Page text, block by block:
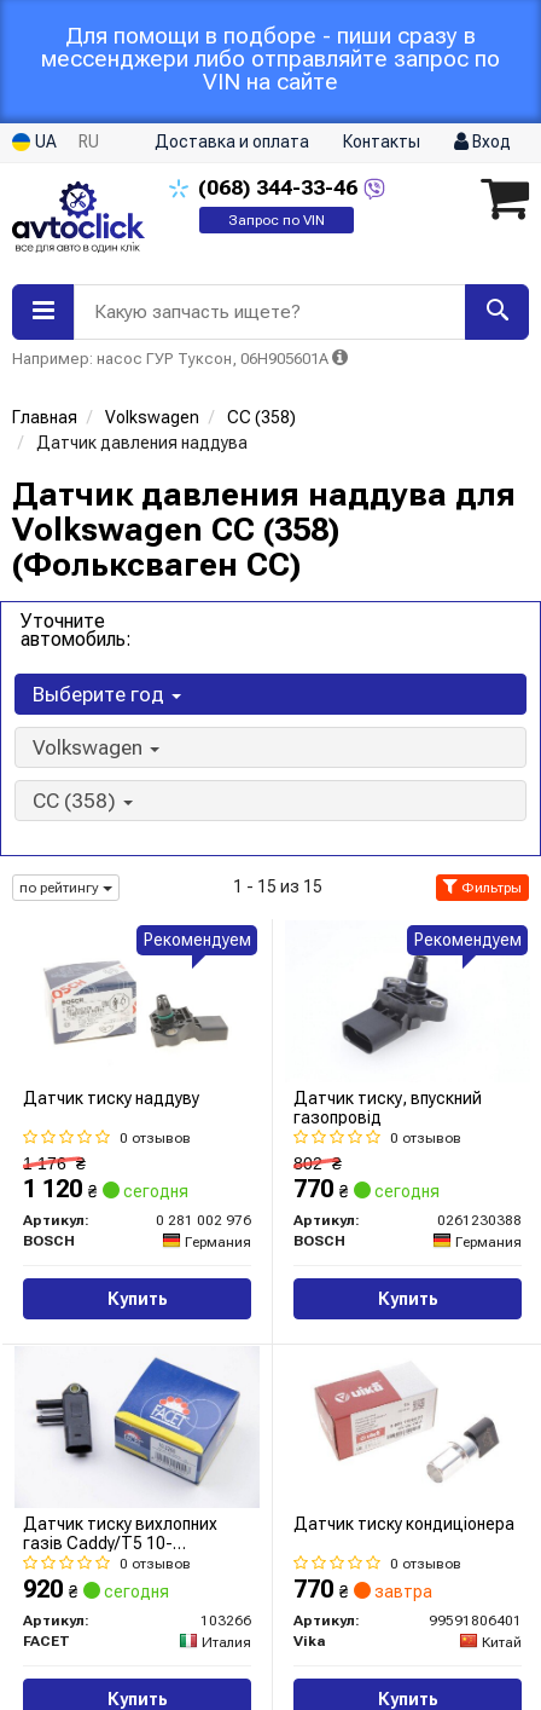
Для помощи в подборе - пиши сразу в
мессенджери либо отправляйте запрос по
VIN на сайте
UA RU Доставка и оплата Контакты Вход
(068) 344-33-46
Запрос по VIN
Какую запчасть ищете?
Например: насос ГУР Туксон, 06H905601A
Главная Volkswagen
CC (358)
Датчик давления наддува
Датчик давления наддува для
Volkswagen CC (358)
(Фольксваген CC)
Уточните
автомобиль:
Выберите год
Volkswagen
CC (358)
по рейтингу 1 - 15 из 15 Фильтры
Датчик тиску наддуву
0 отзывов
1 176₴
1 120 ₴ сегодня
Артикул:
0 281 002 976
BOSCH
Германия
Купить
Рекомендуем
Датчик тиску, впускний
газопровід
0 отзывов
802₴
770 ₴ сегодня
Артикул:
0261230388
BOSCH
Германия
Купить
Рекомендуем
Датчик тиску вихлопних
газів Caddy/T5 10-
(сажевого Фільтра) 076 906
051 B (10.3266) Facet
0 отзывов
920 ₴ сегодня
Артикул:
103266
FACET
Италия
Купить
Датчик тиску кондиціонера
0 отзывов
770 ₴ завтра
Артикул:
99591806401
Vika
Китай
Купить